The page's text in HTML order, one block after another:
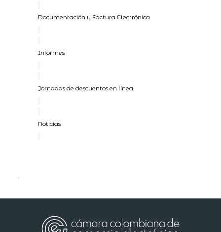
Documentación y Factura Electrónica
Informes
Jornadas de descuentos en línea
Noticias